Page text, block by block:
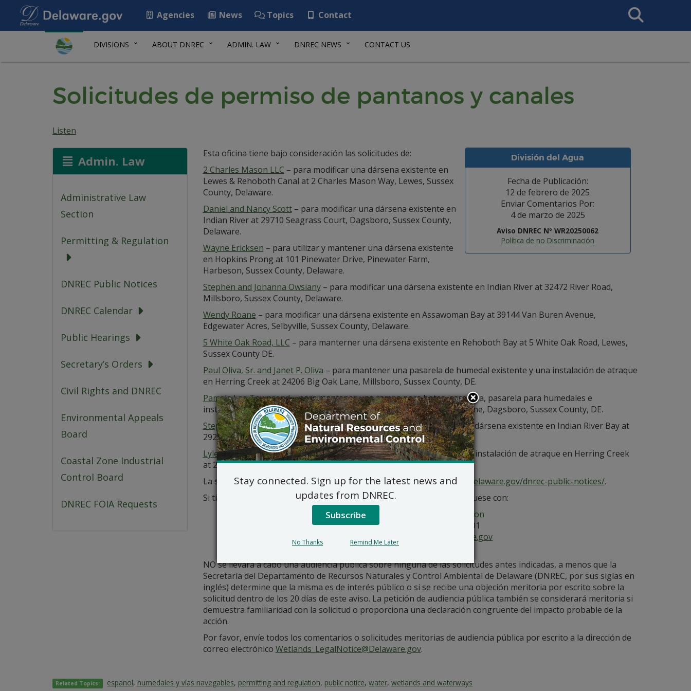
Agencies News Topics Contact
Search
This
DIVISIONS ABOUT DNREC ADMIN. LAW DNREC NEWS CONTACT US
Solicitudes de permiso de pantanos y canales
Listen
Admin. Law
Administrative Law
Section
Permitting & Regulation
DNREC Public Notices
DNREC Calendar
Public Hearings
Secretary’s Orders
Civil Rights and DNREC
Environmental Appeals
Board
Coastal Zone Industrial
Control Board
DNREC FOIA Requests
División del Agua
Fecha de Publicación:
12 de febrero de 2025
Enviar Comentarios Por:
4 de marzo de 2025
Aviso DNREC Nº WR20250062
Política de no Discriminación
Esta oficina tiene bajo consideración las solicitudes de:
2 Charles Mason LLC – para modificar una dársena existente en
Lewes & Rehoboth Canal at 2 Charles Mason Way, Lewes, Sussex
County, Delaware.
Daniel and Nancy Scott– para modificar una dársena existente en
Indian River at 29710 Seagrass Court, Dagsboro, Sussex County,
Delaware.
Wayne Ericksen – para utilizar y mantener una dársena existente
en Hopkins Prong at 101 Pinewater Drive, Pinewater Farm,
Harbeson, Sussex County, Delaware.
Stephen and Johanna Owsiany– para modificar una dársena existente en Indian River at 32472 River Road,
Millsboro, Sussex County, Delaware.
Wendy Roane – para modificar una dársena existente en Assawoman Bay at 39144 Van Buren Avenue,
Edgewater Acres, Selbyville, Sussex County, Delaware.
5 White Oak Road, LLC – para manterner una dársena existente en Rehoboth Bay at 5 White Oak Road, Lewes,
Sussex County DE.
Paul Oliva, Sr. and Janet P. Oliva – para mantener una pasarela de humedal existente y una instalación de atraque
en Herring Creek at 24206 Big Oak Lane, Millsboro, Sussex County, DE.
Pamela Lee Townsend– para mantener una rampa para botes, escollera, pasarela para humedales e
instalaciones de atraque existentes en Island Creek, at 29990 Faber Lane, Dagsboro, Sussex County, DE.
Stephen Charles Smith, Jr. and Anita Cecil Smith– para manterner una dársena existente en Indian River Bay at
29298 Woods Edge Drive, Ocean View, Sussex County, DE.
Lyle Arden Stephenson and Joan R. Stephenson– construir una nueva instalación de atraque en Herring Creek
at 24436 Dogwood Lane, Millsboro, Sussex County DE.
La solicitud y planes de este Aviso Público están publicados en:dnrec.delaware.gov/dnrec-public-notices/.
Si tiene preguntas sobre la aplicación y los planes, por favor, comuníquese con:
Wetlands and Waterways Section
89 Kings Hwy, Dover, DE 19901
Wetlands_LegalNotice@delaware.gov
302-739-9943
NO se llevará a cabo una audiencia pública sobre ninguna de las solicitudes antes indicadas, a menos que la
Secretaría del Departamento de Recursos Naturales y Control Ambiental de Delaware (DNREC, por sus siglas en
inglés) determine que la misma es de interés público o si se recibe una objeción meritoria por escrito sobre la
solicitud dentro de los 20 días de este aviso. La petición de audiencia pública también se considerará meritoria si
demuestra familiaridad con la solicitud o proporciona una declaración congruente del impacto probable de la
acción.
Por favor, envíe todos los comentarios o solicitudes meritorias de audiencia pública por escrito a la dirección de
correo electrónico Wetlands_LegalNotice@Delaware.gov.
Related Topics: espanol, humedales y vías navegables, permitting and regulation, public notice,water,wetlands and waterways
Stay connected. Sign up for the latest news and
updates from DNREC.
Subscribe
No Thanks Remind Me Later